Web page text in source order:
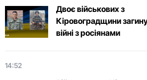
Двоє військових з
Кіровоградщини
війні з росіянами
14:52